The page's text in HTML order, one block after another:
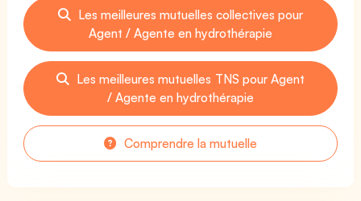
Les meilleures mutuelles collectives pour
Agent / Agente en hydrothérapie
Les meilleures mutuelles TNS pour Agent
/ Agente en hydrothérapie
Comprendre la mutuelle